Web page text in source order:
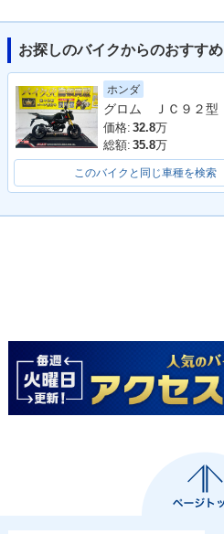
お探しのバイクからのおすすめ
ホンダ
価格: 32.8万
総額: 35.8万
このバイクと同じ車種を検索